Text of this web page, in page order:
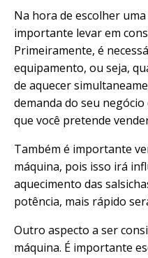
Na hora de escolher
importante levar em
Primeiramente, é
equipamento, ou seja,
de aquecer
demanda do seu
que você pretende
Também é importante
máquina, pois isso irá
aquecimento das
potência, mais rápido
Outro aspecto a ser
máquina. É importante